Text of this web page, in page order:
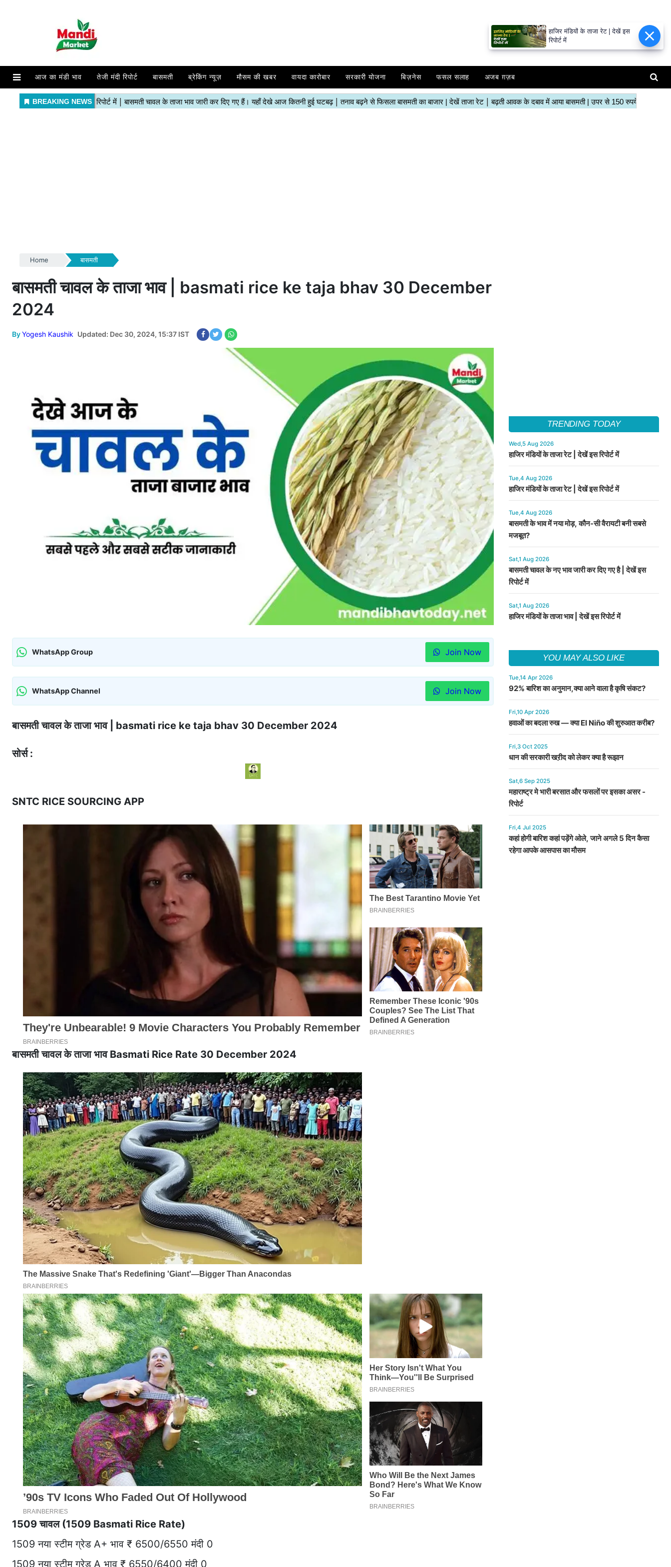
आज का मंडी भाव तेजी मंदी रिपोर्ट बासमती ब्रेकिंग न्यूज़ मौसम की खबर वायदा कारोबार सरकारी योजना बिज़नेस फसल सलाह अजब ग़ज़ब
Home बासमती
बासमती चावल के ताजा भाव | basmati rice ke taja bhav 30 December
2024
ByYogesh Kaushik Updated: Dec 30, 2024, 15:37 IST
WhatsApp Group Join Now
WhatsApp Channel Join Now
बासमती चावल के ताजा भाव | basmati rice ke taja bhav 30 December 2024
सोर्स :
SNTC RICE SOURCING APP
बासमती चावल के ताजा भाव Basmati Rice Rate 30 December 2024
1509 चावल (1509 Basmati Rice Rate)
1509 नया स्टीम ग्रेड A+ भाव ₹ 6500/6550 मंदी 0
1509 नया स्टीम ग्रेड A भाव ₹ 6550/6400 मंदी 0
TRENDING TODAY
Wed,5 Aug 2026
हाजिर मंडियों के ताजा रेट | देखें इस रिपोर्ट में
Tue,4 Aug 2026
हाजिर मंडियों के ताजा रेट | देखें इस रिपोर्ट में
Tue,4 Aug 2026
बासमती के भाव में नया मोड़, कौन-सी वैरायटी बनी सबसे
मजबूत?
Sat,1 Aug 2026
बासमती चावल के नए भाव जारी कर दिए गए है | देखें इस
रिपोर्ट में
Sat,1 Aug 2026
हाजिर मंडियों के ताजा भाव | देखें इस रिपोर्ट में
YOU MAY ALSO LIKE
Tue,14 Apr 2026
92% बारिश का अनुमान,क्या आने वाला है कृषि संकट?
Fri,10 Apr 2026
हवाओं का बदला रुख — क्या El Niño की शुरुआत करीब?
Fri,3 Oct 2025
धान की सरकारी खऱीद को लेकर क्या है रूझान
Sat,6 Sep 2025
महाराष्ट्र मे भारी बरसात और फसलों पर इसका असर -
रिपोर्ट
Fri,4 Jul 2025
कहां होगी बारिश कहां पड़ेंगे ओले, जाने अगले 5 दिन कैसा
रहेगा आपके आसपास का मौसम
हाजिर मंडियों के ताजा रेट | देखें इस
रिपोर्ट में